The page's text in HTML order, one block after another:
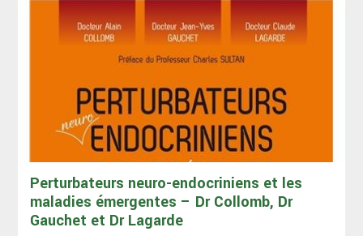
Perturbateurs neuro-endocriniens et les
maladies émergentes – Dr Collomb, Dr
Gauchet et Dr Lagarde